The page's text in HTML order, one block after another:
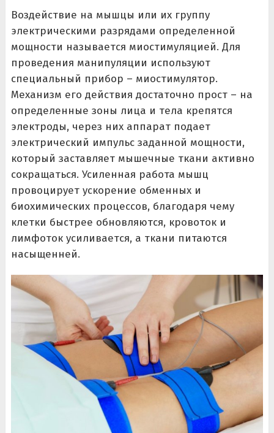
Воздействие на мышцы или их группу
электрическими разрядами определенной
мощности называется миостимуляцией. Для
проведения манипуляции используют
специальный прибор – миостимулятор.
Механизм его действия достаточно прост – на
определенные зоны лица и тела крепятся
электроды, через них аппарат подает
электрический импульс заданной мощности,
который заставляет мышечные ткани активно
сокращаться. Усиленная работа мышц
провоцирует ускорение обменных и
биохимических процессов, благодаря чему
клетки быстрее обновляются, кровоток и
лимфоток усиливается, а ткани питаются
насыщенней.